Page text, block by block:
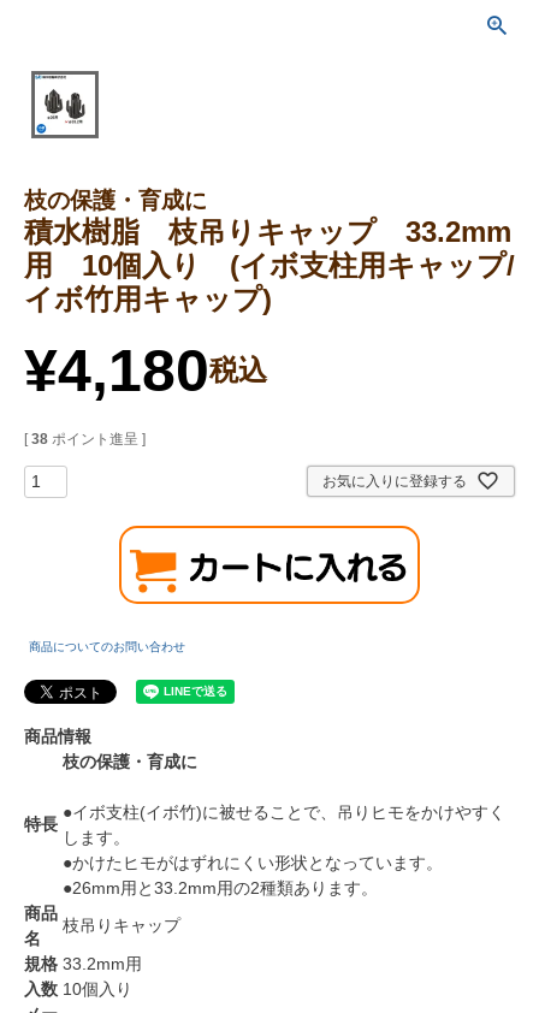
枝の保護・育成に
積水樹脂 枝吊りキャップ 33.2mm
用 10個入り (イボ支柱用キャップ/
イボ竹用キャップ)
¥4,180税込
[ 38 ポイント進呈 ]
お気に入りに登録する
商品についてのお問い合わせ
商品情報
特長
枝の保護・育成に
●イボ支柱(イボ竹)に被せることで、吊りヒモをかけやすく
します。
●かけたヒモがはずれにくい形状となっています。
●26mm用と33.2mm用の2種類あります。
商品
名
枝吊りキャップ
規格 33.2mm用
入数 10個入り